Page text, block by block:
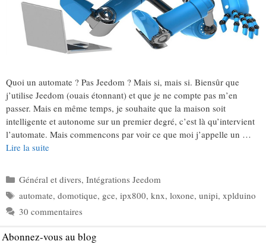
Quoi un automate ? Pas Jeedom ? Mais si, mais si. Biensûr que
j’utilise Jeedom (ouais étonnant) et que je ne compte pas m’en
passer. Mais en même temps, je souhaite que la maison soit
intelligente et autonome sur un premier degré, c’est là qu’intervient
l’automate. Mais commencons par voir ce que moi j’appelle un …
Lire la suite
Catégories
Général et divers, Intégrations Jeedom
Étiquettes
automate, domotique, gce, ipx800, knx, loxone, unipi, xplduino
30 commentaires
Abonnez-vous au blog